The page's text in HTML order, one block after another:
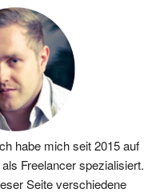
habe mich seit 2015 auf
Freelancer spezialisiert.
Seite verschiedene